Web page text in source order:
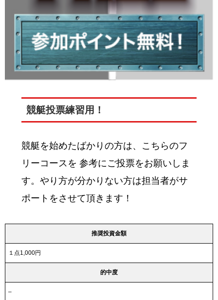
競艇投票練習用！
競艇を始めたばかりの方は、こちらのフ
リーコースを 参考にご投票をお願いしま
す。やり方が分かりない方は担当者がサ
ポートをさせて頂きます！
推奨投資金額
１点1,000円
的中度
–